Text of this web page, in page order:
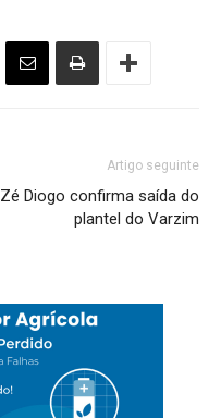
Artigo seguinte
Zé Diogo confirma saída do
plantel do Varzim